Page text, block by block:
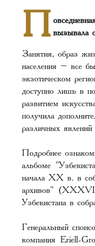
П вызывала
Занятия, образ
населения – все
экзотическом
доступно лишь в
развитием
получила
различных
Подробнее
альбоме
начала XX в. в
архивов" (XXXVII
Узбекистана в
Генеральный
компанияEriell-